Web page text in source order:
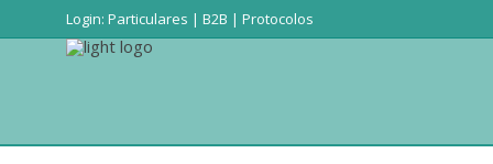
Login: Particulares | B2B | Protocolos